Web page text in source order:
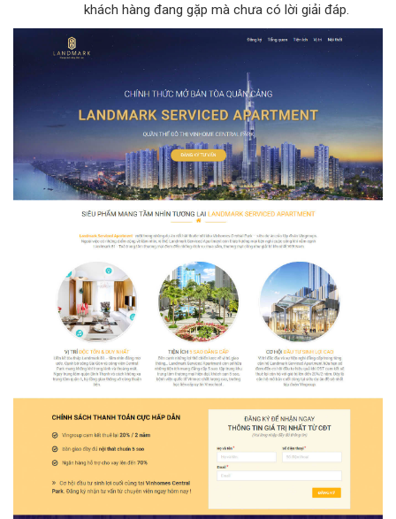
khách hàng đang gặp mà chưa có lời giải đáp.